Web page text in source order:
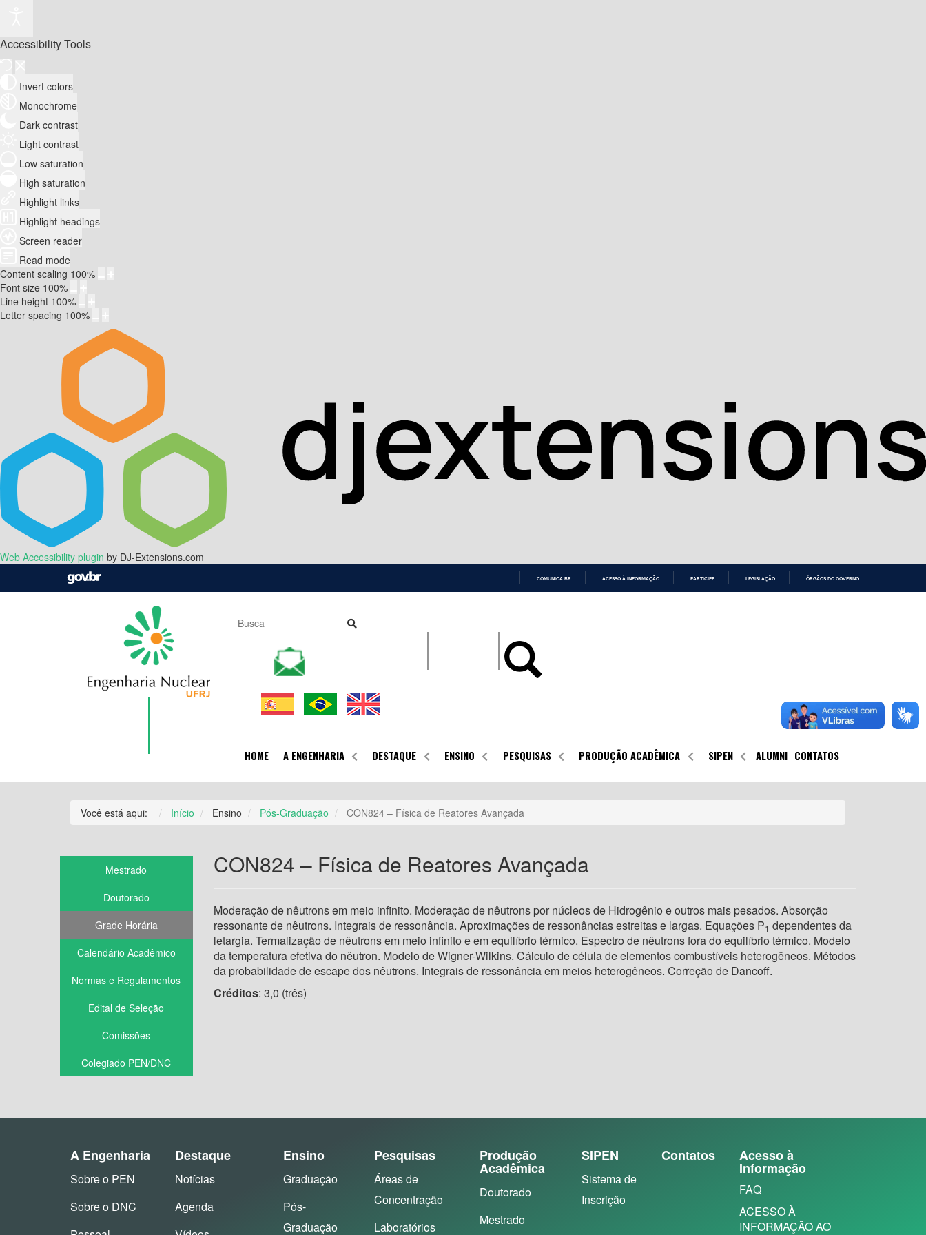
Accessibility Tools
Invert colors
Monochrome
Dark contrast
Light contrast
Low saturation
High saturation
Highlight links
Highlight headings
Screen reader
Read mode
Content scaling 100%
Font size 100%
Line height 100%
Letter spacing 100%
Web Accessibility plugin by DJ-Extensions.com
COMUNICA BR ACESSO À INFORMAÇÃO PARTICIPE LEGISLAÇÃO ÓRGÃOS DO GOVERNO
HOME A ENGENHARIA DESTAQUE ENSINO PESQUISAS PRODUÇÃO ACADÊMICA SIPEN ALUMNI CONTATOS
Você está aqui: Início Ensino Pós-Graduação CON824 – Física de Reatores Avançada
Mestrado
Doutorado
Grade Horária
Calendário Acadêmico
Normas e Regulamentos
Edital de Seleção
Comissões
Colegiado PEN/DNC
CON824 – Física de Reatores Avançada
Moderação de nêutrons em meio infinito. Moderação de nêutrons por núcleos de Hidrogênio e outros mais pesados. Absorção
ressonante de nêutrons. Integrais de ressonância. Aproximações de ressonâncias estreitas e largas. Equações P1 dependentes da
letargia. Termalização de nêutrons em meio infinito e em equilíbrio térmico. Espectro de nêutrons fora do equilíbrio térmico. Modelo
da temperatura efetiva do nêutron. Modelo de Wigner-Wilkins. Cálculo de célula de elementos combustíveis heterogêneos. Métodos
da probabilidade de escape dos nêutrons. Integrais de ressonância em meios heterogêneos. Correção de Dancoff.
Créditos: 3,0 (três)
A Engenharia
Sobre o PEN
Sobre o DNC
Destaque
Notícias
Agenda
Ensino
Graduação
Pós-
Graduação
Pesquisas
Áreas de
Concentração
Laboratórios
Produção
Acadêmica
Doutorado
Mestrado
SIPEN
Sistema de
Inscrição
Contatos Acesso à
Informação
FAQ
ACESSO À
INFORMAÇÃO AO